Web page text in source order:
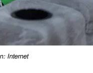
Internet